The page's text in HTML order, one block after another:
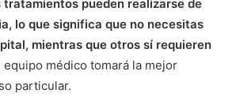
tratamientos pueden realizarse de
lo que significa que no necesitas
mientras que otros sí requieren
equipo médico tomará la mejor
particular.